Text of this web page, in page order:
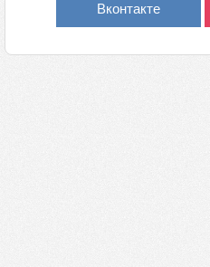
Вконтакте